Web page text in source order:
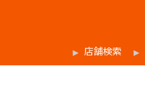
店舗検索